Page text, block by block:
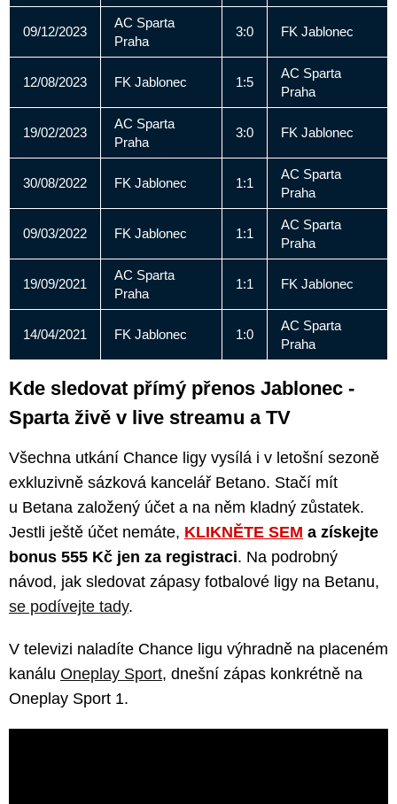
09/12/2023
AC Sparta
Praha
3:0 FK Jablonec
12/08/2023 FK Jablonec 1:5
AC Sparta
Praha
19/02/2023
AC Sparta
Praha
3:0 FK Jablonec
30/08/2022 FK Jablonec 1:1
AC Sparta
Praha
09/03/2022 FK Jablonec 1:1
AC Sparta
Praha
19/09/2021
AC Sparta
Praha
1:1 FK Jablonec
14/04/2021 FK Jablonec 1:0
AC Sparta
Praha
Kde sledovat přímý přenos Jablonec -
Sparta živě v live streamu a TV
Všechna utkání Chance ligy vysílá i v letošní sezoně
exkluzivně sázková kancelář Betano. Stačí mít
u Betana založený účet a na něm kladný zůstatek.
Jestli ještě účet nemáte, KLIKNĚTE SEM a získejte
bonus 555 Kč jen za registraci. Na podrobný
návod, jak sledovat zápasy fotbalové ligy na Betanu,
se podívejte tady.
V televizi naladíte Chance ligu výhradně na placeném
kanálu Oneplay Sport, dnešní zápas konkrétně na
Oneplay Sport 1.